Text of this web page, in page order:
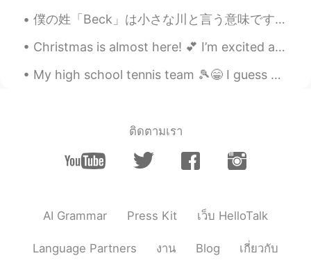
Megumi 恵 2020.07.07 13:44
僕の姓「Beck」は小さな川と言う意味です。「Brook」や「creek」や「stream」の意味が似ています。だから日本に生まれたら、たぶん名字が「小川」だと思います。 あなたはアメリカに生...
Christmas is almost here! 💕 I’m excited and tired of it already. (Mostly because of the present b...
My high school tennis team 🎾😁 I guess you can find me easily. I was the only Asian on the team. M...
ติดตามเรา
AI Grammar Press Kit เว็บ HelloTalk
Language Partners งาน Blog เกี่ยวกับ